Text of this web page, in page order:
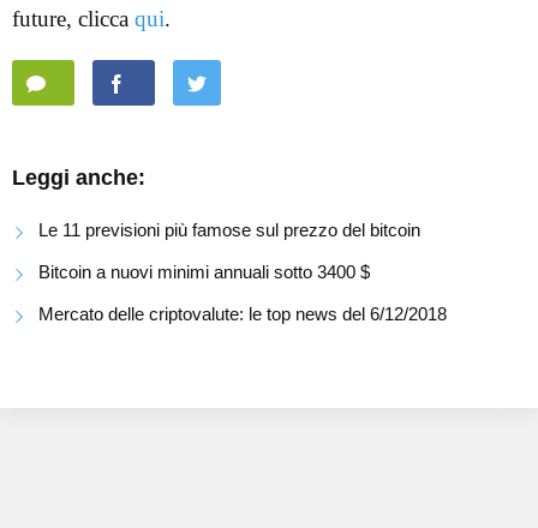
future, clicca qui.
Leggi anche:
Le 11 previsioni più famose sul prezzo del bitcoin
Bitcoin a nuovi minimi annuali sotto 3400 $
Mercato delle criptovalute: le top news del 6/12/2018